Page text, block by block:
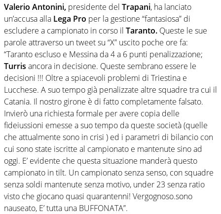
Valerio Antonini, presidente del Trapani, ha lanciato
un’accusa alla Lega Pro per la gestione “fantasiosa” di
escludere a campionato in corso il Taranto. Queste le sue
parole attraverso un tweet su “X” uscito poche ore fa:
“Taranto escluso e Messina da 4 a 6 punti penalizzazione;
Turris ancora in decisione. Queste sembrano essere le
decisioni !!! Oltre a spiacevoli problemi di Triestina e
Lucchese. A suo tempo già penalizzate altre squadre tra cui il
Catania. Il nostro girone è di fatto completamente falsato.
Invierò una richiesta formale per avere copia delle
fideiussioni emesse a suo tempo da queste società (quelle
che attualmente sono in crisi ) ed i parametri di bilancio con
cui sono state iscritte al campionato e mantenute sino ad
oggi. E’ evidente che questa situazione manderà questo
campionato in tilt. Un campionato senza senso, con squadre
senza soldi mantenute senza motivo, under 23 senza ratio
visto che giocano quasi quarantenni! Vergognoso.sono
nauseato, E’ tutta una BUFFONATA”.